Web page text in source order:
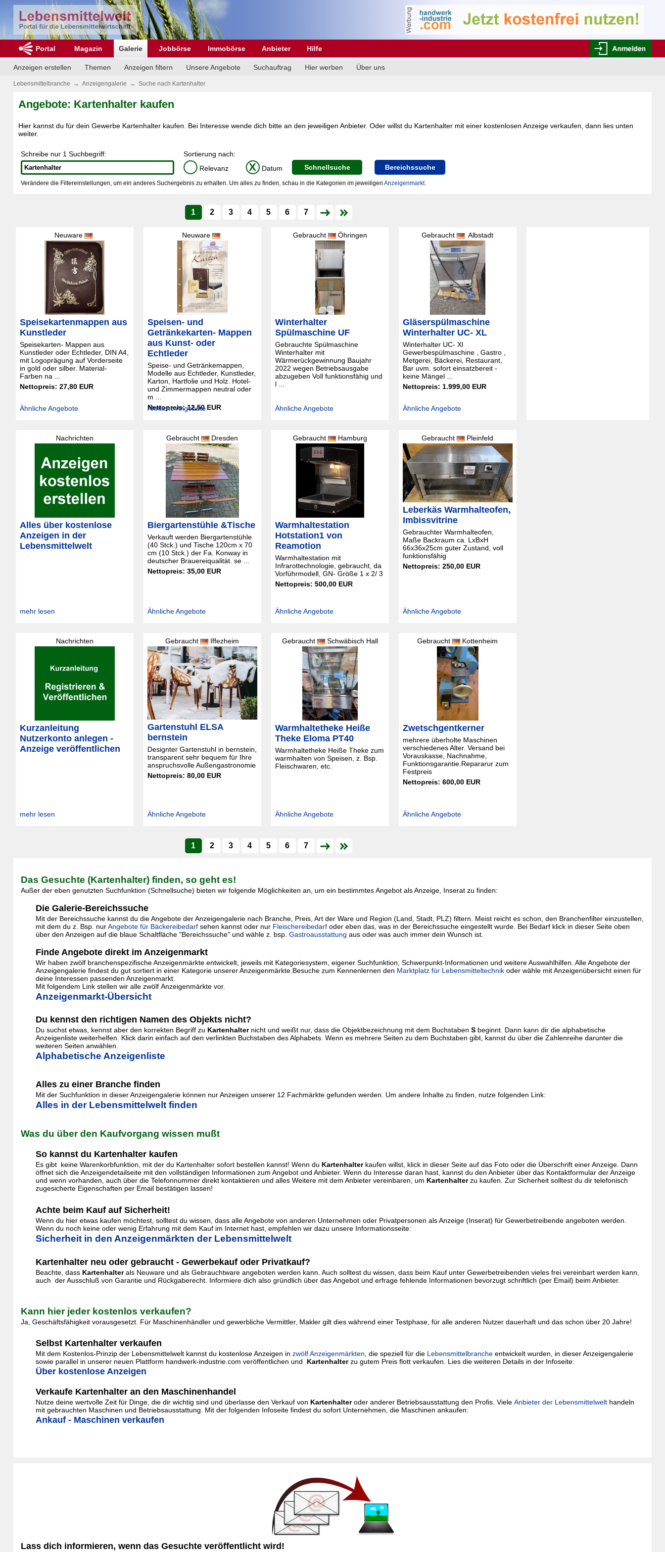
Portal Magazin Galerie Jobbörse Immobörse Anbieter Hilfe
Anzeigen erstellen Themen Anzeigen filtern Unsere Angebote Suchauftrag Hier werben Über uns
Lebensmittelbranche → Anzeigengalerie → Suche nach Kartenhalter
Angebote: Kartenhalter kaufen
Hier kannst du für dein Gewerbe Kartenhalter kaufen. Bei Interesse wende dich bitte an den jeweiligen Anbieter. Oder willst du Kartenhalter mit einer kostenlosen Anzeige verkaufen, dann lies unten
weiter.
Schreibe nur 1 Suchbegriff:
Sortierung nach:
Relevanz
X Datum Schnellsuche Bereichssuche
Verändere die Filtereinstellungen, um ein anderes Suchergebnis zu erhalten. Um alles zu finden, schau in die Kategorien im jeweiligen Anzeigenmarkt.
1 2 3 4 5 6 7
Neuware
Speisekartenmappen aus
Kunstleder
Speisekarten- Mappen aus
Kunstleder oder Echtleder, DIN A4,
mit Logoprägung auf Vorderseite
in gold oder silber. Material-
Farben na ...
Nettopreis: 27,80 EUR
Ähnliche Angebote
Neuware
Speisen- und
Getränkekarten- Mappen
aus Kunst- oder
Echtleder
Speise- und Getränkemappen,
Modelle aus Echtleder, Kunstleder,
Karton, Hartfolie und Holz. Hotel-
und Zimmermappen neutral oder
m ...
Nettopreis: 12,50 EUR
Ähnliche Angebote
Gebraucht Öhringen
Winterhalter
Spülmaschine UF
Gebrauchte Spülmaschine
Winterhalter mit
Wärmerückgewinnung Baujahr
2022 wegen Betriebsausgabe
abzugeben Voll funktionsfähig und
l ...
Ähnliche Angebote
Gebraucht Albstadt
Gläserspülmaschine
Winterhalter UC- XL
Winterhalter UC- Xl
Gewerbespülmaschine , Gastro ,
Metgerei, Bäckerei, Restaurant,
Bar uvm. sofort einsatzbereit -
keine Mängel ...
Nettopreis: 1.999,00 EUR
Ähnliche Angebote
Nachrichten
Alles über kostenlose
Anzeigen in der
Lebensmittelwelt
mehr lesen
Gebraucht Dresden
Biergartenstühle &Tische
Verkauft werden Biergartenstühle
(40 Stck.) und Tische 120cm x 70
cm (10 Stck.) der Fa. Konway in
deutscher Brauereiqualität. se ...
Nettopreis: 35,00 EUR
Ähnliche Angebote
Gebraucht Hamburg
Warmhaltestation
Hotstation1 von
Reamotion
Warmhaltestation mit
Infrarottechnologie, gebraucht, da
Vorführmodell, GN- Größe 1 x 2/ 3
Nettopreis: 500,00 EUR
Ähnliche Angebote
Gebraucht Pleinfeld
Leberkäs Warmhalteofen,
Imbissvitrine
Gebrauchter Warmhalteofen,
Maße Backraum ca. LxBxH
66x36x25cm guter Zustand, voll
funktionsfähig
Nettopreis: 250,00 EUR
Ähnliche Angebote
Nachrichten
Kurzanleitung
Nutzerkonto anlegen -
Anzeige veröffentlichen
mehr lesen
Gebraucht Iffezheim
Gartenstuhl ELSA
bernstein
Designter Gartenstuhl in bernstein,
transparent sehr bequem für Ihre
anspruchsvolle Außengastronomie
Nettopreis: 80,00 EUR
Ähnliche Angebote
Gebraucht Schwäbisch Hall
Warmhaltetheke Heiße
Theke Eloma PT40
Warmhaltetheke Heiße Theke zum
warmhalten von Speisen, z. Bsp.
Fleischwaren, etc.
Ähnliche Angebote
Gebraucht Kottenheim
Zwetschgentkerner
mehrere überholte Maschinen
verschiedenes Alter. Versand bei
Vorauskasse, Nachnahme,
Funktionsgarantie.Repararur zum
Festpreis
Nettopreis: 600,00 EUR
Ähnliche Angebote
1 2 3 4 5 6 7
Das Gesuchte (Kartenhalter) finden, so geht es!
Außer der eben genutzten Suchfunktion (Schnellsuche) bieten wir folgende Möglichkeiten an, um ein bestimmtes Angebot als Anzeige, Inserat zu finden:
Die Galerie-Bereichssuche
Mit der Bereichssuche kannst du die Angebote der Anzeigengalerie nach Branche, Preis, Art der Ware und Region (Land, Stadt, PLZ) filtern. Meist reicht es schon, den Branchenfilter einzustellen,
mit dem du z. Bsp. nurAngebote für Bäckereibedarfsehen kannst oder nur Fleischereibedarfoder eben das, was in der Bereichssuche eingestellt wurde. Bei Bedarf klick in dieser Seite oben
über den Anzeigen auf die blaue Schaltfläche "Bereichssuche" und wähle z. bsp. Gastroausstattung aus oder was auch immer dein Wunsch ist.
Finde Angebote direkt im Anzeigenmarkt
Wir haben zwölf branchenspezifische Anzeigenmärkte entwickelt, jeweils mit Kategoriesystem, eigener Suchfunktion, Schwerpunkt-Informationen und weitere Auswahlhilfen. Alle Angebote der
Anzeigengalerie findest du gut sortiert in einer Kategorie unserer Anzeigenmärkte.Besuche zum Kennenlernen den Marktplatz für Lebensmitteltechnikoder wähle mit Anzeigenübersicht einen für
deine Interessen passenden Anzeigenmarkt.
Mit folgendem Link stellen wir alle zwölf Anzeigenmärkte vor.
Anzeigenmarkt-Übersicht
Du kennst den richtigen Namen des Objekts nicht?
Du suchst etwas, kennst aber den korrekten Begriff zu Kartenhalternicht und weißt nur, dass die Objektbezeichnung mit dem Buchstaben Sbeginnt. Dann kann dir die alphabetische
Anzeigenliste weiterhelfen. Klick darin einfach auf den verlinkten Buchstaben des Alphabets. Wenn es mehrere Seiten zu dem Buchstaben gibt, kannst du über die Zahlenreihe darunter die
weiteren Seiten anwählen.
Alphabetische Anzeigenliste
Alles zu einer Branche finden
Mit der Suchfunktion in dieser Anzeigengalerie können nur Anzeigen unserer 12 Fachmärkte gefunden werden. Um andere Inhalte zu finden, nutze folgenden Link:
Alles in der Lebensmittelwelt finden
Was du über den Kaufvorgang wissen mußt
So kannst du Kartenhalter kaufen
Es gibt keine Warenkorbfunktion, mit der du Kartenhalter sofort bestellen kannst! Wenn du Kartenhalterkaufen willst, klick in dieser Seite auf das Foto oder die Überschrift einer Anzeige. Dann
öffnet sich die Anzeigendetailseite mit den vollständigen Informationen zum Angebot und Anbieter. Wenn du Interesse daran hast, kannst du den Anbieter über das Kontaktformular der Anzeige
und wenn vorhanden, auch über die Telefonnummer direkt kontaktieren und alles Weitere mit dem Anbieter vereinbaren, um Kartenhalterzu kaufen. Zur Sicherheit solltest du dir telefonisch
zugesicherte Eigenschaften per Email bestätigen lassen!
Achte beim Kauf auf Sicherheit!
Wenn du hier etwas kaufen möchtest, solltest du wissen, dass alle Angebote von anderen Unternehmen oder Privatpersonen als Anzeige (Inserat) für Gewerbetreibende angeboten werden.
Wenn du noch keine oder wenig Erfahrung mit dem Kauf im Internet hast, empfehlen wir dazu unsere Informationsseite:
Sicherheit in den Anzeigenmärkten der Lebensmittelwelt
Kartenhalter neu oder gebraucht - Gewerbekauf oder Privatkauf?
Beachte, dass Kartenhalterals Neuware und als Gebrauchtware angeboten werden kann. Auch solltest du wissen, dass beim Kauf unter Gewerbetreibenden vieles frei vereinbart werden kann,
auch der Ausschluß von Garantie und Rückgaberecht. Informiere dich also gründlich über das Angebot und erfrage fehlende Informationen bevorzugt schriftlich (per Email) beim Anbieter.
Kann hier jeder kostenlos verkaufen?
Ja, Geschäftsfähigkeit vorausgesetzt. Für Maschinenhändler und gewerbliche Vermittler, Makler gilt dies während einer Testphase, für alle anderen Nutzer dauerhaft und das schon über 20 Jahre!
Selbst Kartenhalter verkaufen
Mit dem Kostenlos-Prinzip der Lebensmittelwelt kannst du kostenlose Anzeigen in zwölf Anzeigenmärkten , die speziell für die Lebensmittelbrancheentwickelt wurden, in dieser Anzeigengalerie
sowie parallel in unserer neuen Plattform handwerk-industrie.com veröffentlichen und Kartenhalterzu gutem Preis flott verkaufen. Lies die weiteren Details in der Infoseite:
Über kostenlose Anzeigen
Verkaufe Kartenhalter an den Maschinenhandel
Nutze deine wertvolle Zeit für Dinge, die dir wichtig sind und überlasse den Verkauf von Kartenhalteroder anderer Betriebsausstattung den Profis. Viele Anbieter der Lebensmittelwelthandeln
mit gebrauchten Maschinen und Betriebsausstattung. Mit der folgenden Infoseite findest du sofort Unternehmen, die Maschinen ankaufen:
Ankauf - Maschinen verkaufen
Lass dich informieren, wenn das Gesuchte veröffentlicht wird!